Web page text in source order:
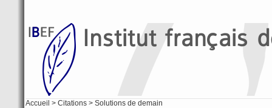
Accueil > Citations > Solutions de demain